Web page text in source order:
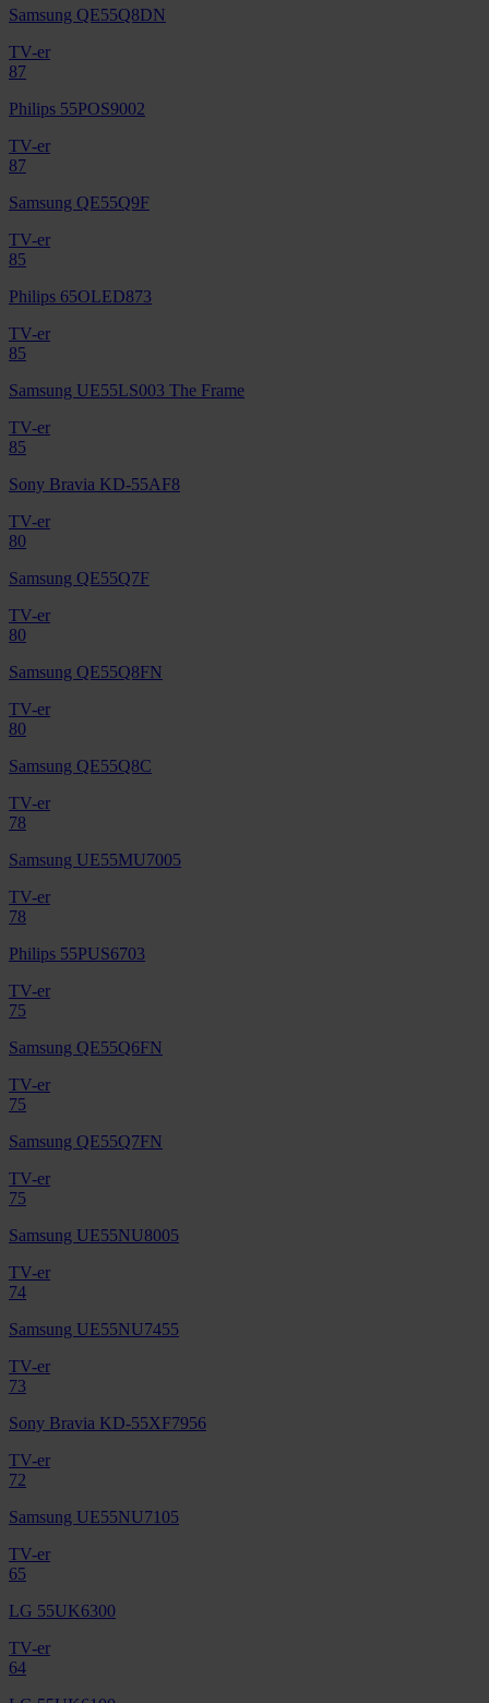
Samsung QE55Q8DN
TV-er
87
Philips 55POS9002
TV-er
87
Samsung QE55Q9F
TV-er
85
Philips 65OLED873
TV-er
85
Samsung UE55LS003 The Frame
TV-er
85
Sony Bravia KD-55AF8
TV-er
80
Samsung QE55Q7F
TV-er
80
Samsung QE55Q8FN
TV-er
80
Samsung QE55Q8C
TV-er
78
Samsung UE55MU7005
TV-er
78
Philips 55PUS6703
TV-er
75
Samsung QE55Q6FN
TV-er
75
Samsung QE55Q7FN
TV-er
75
Samsung UE55NU8005
TV-er
74
Samsung UE55NU7455
TV-er
73
Sony Bravia KD-55XF7956
TV-er
72
Samsung UE55NU7105
TV-er
65
LG 55UK6300
TV-er
64